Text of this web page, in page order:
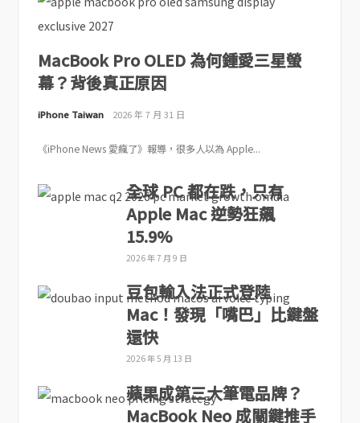
MacBook Pro OLED 為何鍾愛三星螢
幕？背後真正原因
iPhone Taiwan 2026 年 7 月 31 日
《iPhone News 愛瘋了》報導，很多人以為 Apple...
全球 PC 都在跌，只有
Apple Mac 逆勢狂飆
15.9%
2026 年 7 月 9 日
豆包輸入法正式登陸
Mac！發現「嘴巴」比鍵盤
還快
2026 年 5 月 13 日
蘋果成第三大筆電品牌？
MacBook Neo 成關鍵推手